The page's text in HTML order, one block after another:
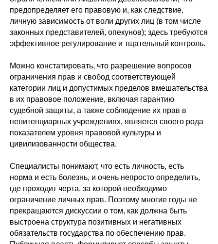
предопределяет его правовую и, как следствие,
личную зависимость от воли других лиц (в том числе
законных представителей, опекунов); здесь требуются
эффективное регулирование и тщательный контроль.
Можно констатировать, что разрешение вопросов
ограничения прав и свобод соответствующей
категории лиц и допустимых пределов вмешательства
в их правовое положение, включая гарантию
судебной защиты, а также соблюдение их прав в
пенитенциарных учреждениях, является своего рода
показателем уровня правовой культуры и
цивилизованности общества.
Специалисты понимают, что есть личность, есть
норма и есть болезнь, и очень непросто определить,
где проходит черта, за которой необходимо
ограничение личных прав. Поэтому многие годы не
прекращаются дискуссии о том, как должна быть
выстроена структура позитивных и негативных
обязательств государства по обеспечению прав.